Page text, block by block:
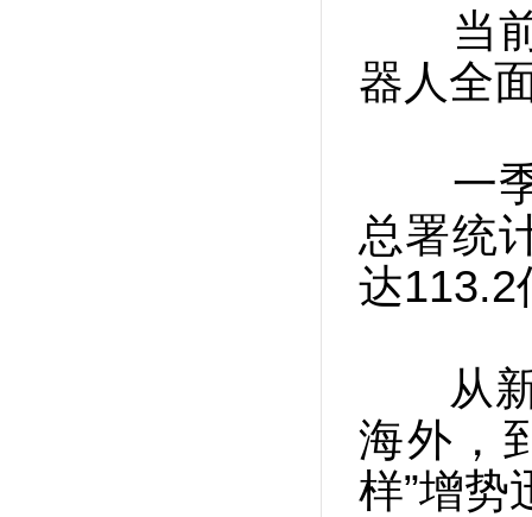
当前
器人全
一季
总署统
达113.2
从新
海外，
样”增势